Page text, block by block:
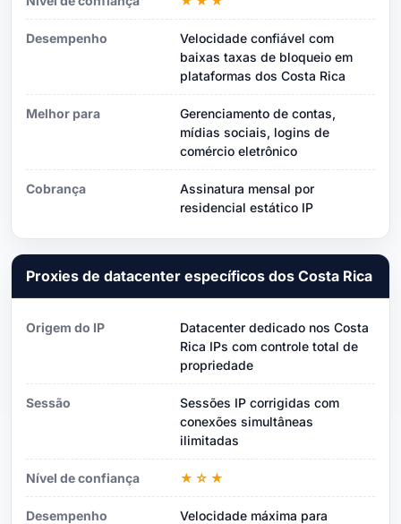
Desempenho
Velocidade confiável com
baixas taxas de bloqueio em
plataformas dos Costa Rica
Melhor para
Gerenciamento de contas,
mídias sociais, logins de
comércio eletrônico
Cobrança
Assinatura mensal por
residencial estático IP
Proxies de datacenter específicos dos Costa Rica
Origem do IP
Datacenter dedicado nos Costa
Rica IPs com controle total de
propriedade
Sessão
Sessões IP corrigidas com
conexões simultâneas
ilimitadas
Nível de confiança ★☆★
Desempenho
Velocidade máxima para